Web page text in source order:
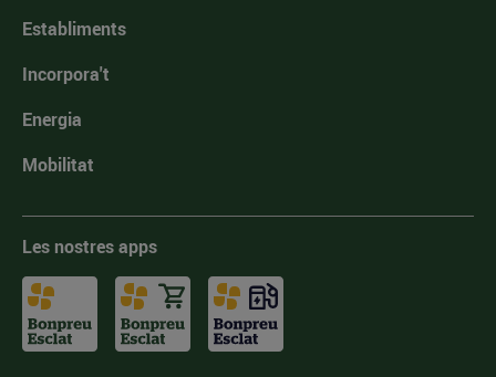
Establiments
Incorpora't
Energia
Mobilitat
Les nostres apps